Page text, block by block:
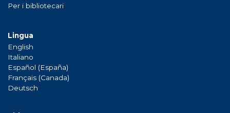
Per i bibliotecari
Lingua
English
Italiano
Español (España)
Français (Canada)
Deutsch